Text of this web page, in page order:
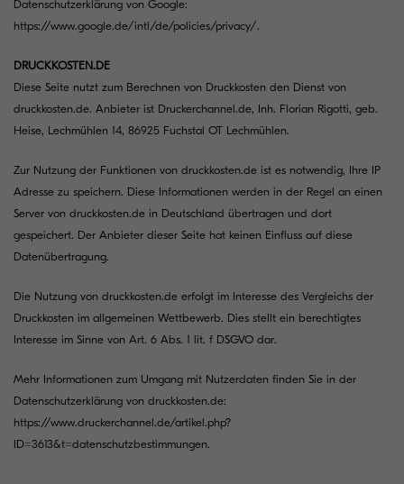
Datenschutzerklärung von Google:
https://www.google.de/intl/de/policies/privacy/.
DRUCKKOSTEN.DE
Diese Seite nutzt zum Berechnen von Druckkosten den Dienst von
druckkosten.de. Anbieter ist Druckerchannel.de, Inh. Florian Rigotti, geb.
Heise, Lechmühlen 14, 86925 Fuchstal OT Lechmühlen.
Zur Nutzung der Funktionen von druckkosten.de ist es notwendig, Ihre IP
Adresse zu speichern. Diese Informationen werden in der Regel an einen
Server von druckkosten.de in Deutschland übertragen und dort
gespeichert. Der Anbieter dieser Seite hat keinen Einfluss auf diese
Datenübertragung.
Die Nutzung von druckkosten.de erfolgt im Interesse des Vergleichs der
Druckkosten im allgemeinen Wettbewerb. Dies stellt ein berechtigtes
Interesse im Sinne von Art. 6 Abs. 1 lit. f DSGVO dar.
Mehr Informationen zum Umgang mit Nutzerdaten finden Sie in der
Datenschutzerklärung von druckkosten.de:
https://www.druckerchannel.de/artikel.php?
ID=3613&t=datenschutzbestimmungen.